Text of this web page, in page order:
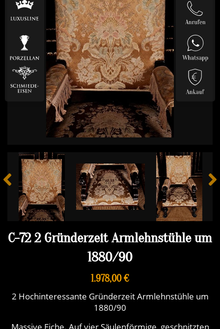
C-72 2 Gründerzeit Armlehnstühle um
1880/90
1.978,00 €
2 Hochinteressante Gründerzeit Armlehnstühle um
1880/90